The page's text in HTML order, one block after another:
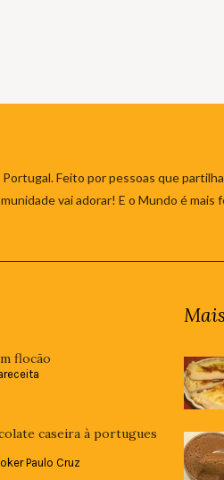
Feito por pessoas que
vai adorar! E o Mundo é mais
flocão
caseira à portugues
Paulo Cruz